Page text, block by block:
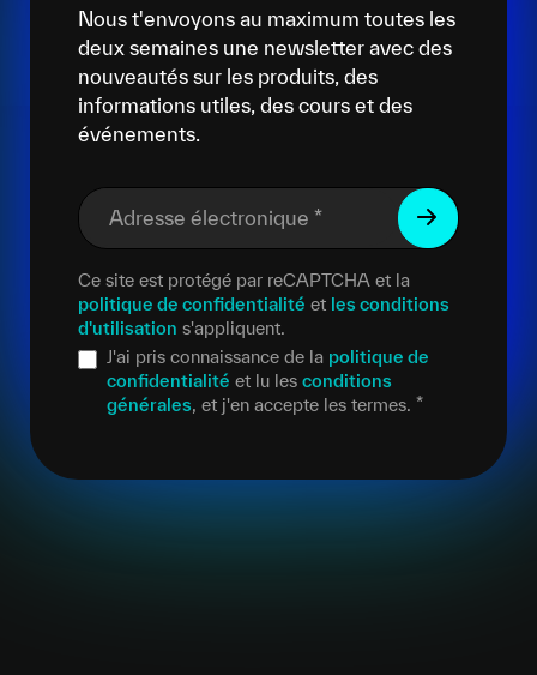
Nous t'envoyons au maximum toutes les
deux semaines une newsletter avec des
nouveautés sur les produits, des
informations utiles, des cours et des
événements.
Adresse électronique *
Ce site est protégé par reCAPTCHA et la
politique de confidentialité et les conditions
d'utilisation s'appliquent.
J'ai pris connaissance de la politique de
confidentialité et lu les conditions
générales, et j'en accepte les termes. *